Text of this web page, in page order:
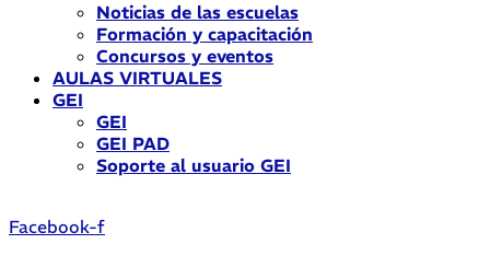
Noticias de las escuelas
Formación y capacitación
Concursos y eventos
AULAS VIRTUALES
GEI
GEI
GEI PAD
Soporte al usuario GEI
Facebook-f